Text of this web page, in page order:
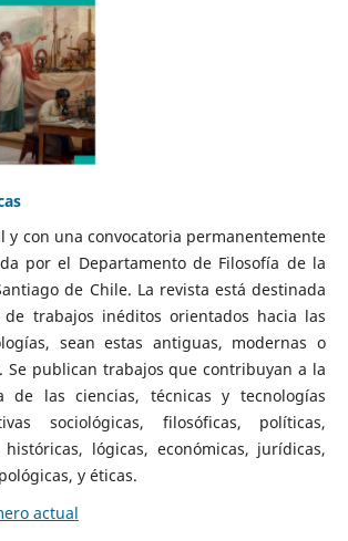
y con una convocatoria permanentemente
por el Departamento de Filosofía de la
de Chile. La revista está destinada
trabajos inéditos orientados hacia las
sean estas antiguas, modernas o
Se publican trabajos que contribuyan a la
de las ciencias, técnicas y tecnologías
sociológicas, filosóficas, políticas,
históricas, lógicas, económicas, jurídicas,
y éticas.
actual